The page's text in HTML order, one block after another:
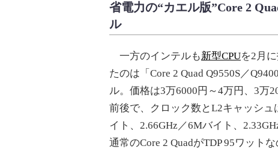
省電力の“カエル版”Core 2
ル
一方のインテルも新型CPUを2月
たのは「Core 2 Quad Q9550S／
ル。価格は3万6000円～4万円、3万
前後で、クロック数とL2キャッシュ
イト、2.66GHz／6Mバイト、
通常のCore 2 QuadがTDP 95ワット